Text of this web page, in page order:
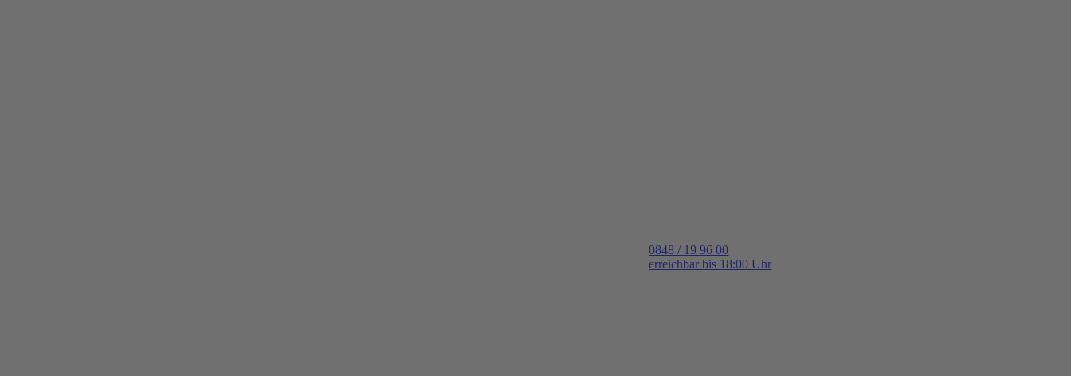
0848 / 19 96 00
erreichbar bis 18:00 Uhr